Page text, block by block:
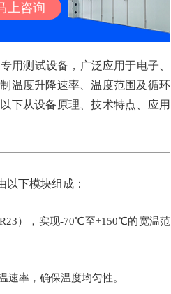
上咨询
用测试设备，广泛应用于电子、
温度升降速率、温度范围及循环
下从设备原理、技术特点、应用
下模块组成：
），实现-70℃至+150℃的宽温范
速率，确保温度均匀性。